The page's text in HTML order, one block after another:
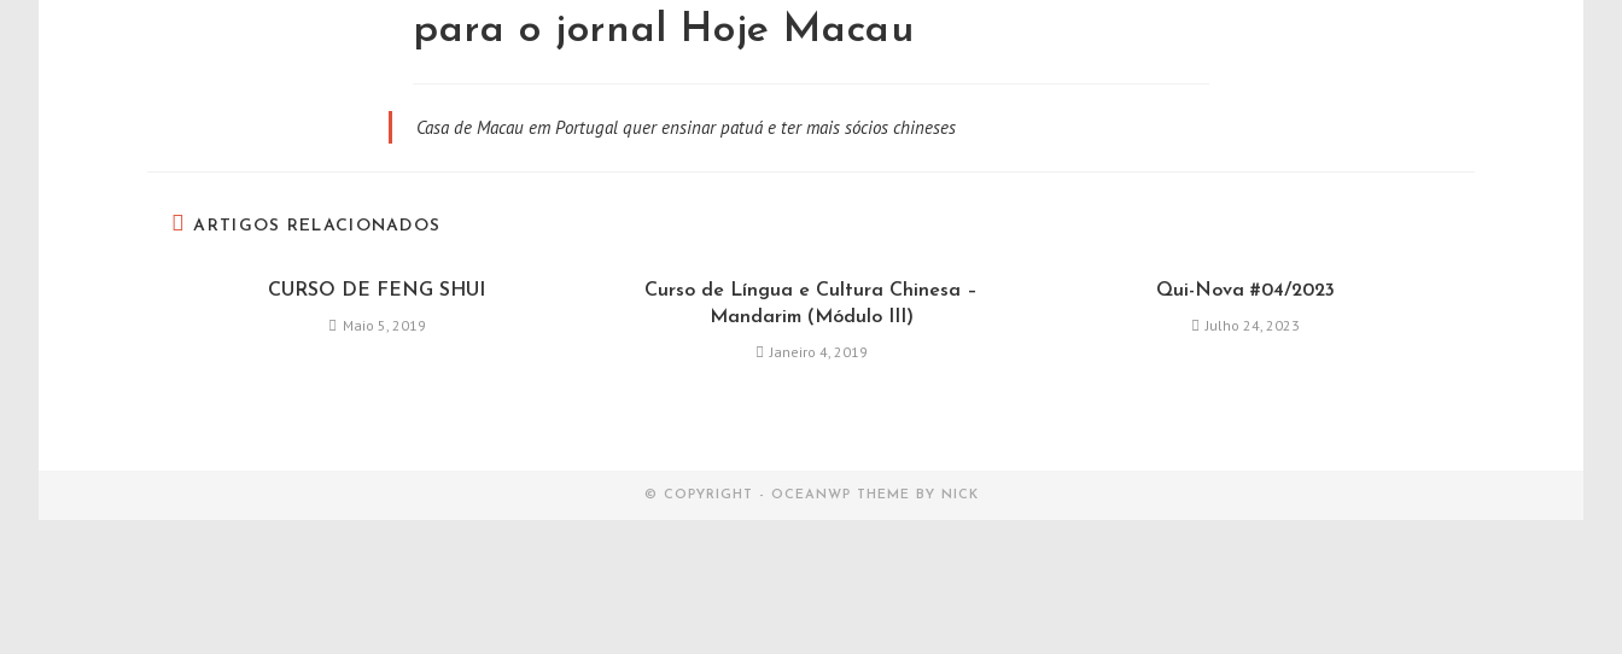
para o jornal Hoje Macau
Casa de Macau em Portugal quer ensinar patuá e ter mais sócios chineses
ARTIGOS RELACIONADOS
CURSO DE FENG SHUI
Maio 5, 2019
Curso de Língua e Cultura Chinesa –
Mandarim (Módulo III)
Janeiro 4, 2019
Qui-Nova #04/2023
Julho 24, 2023
© COPYRIGHT - OCEANWP THEME BY NICK